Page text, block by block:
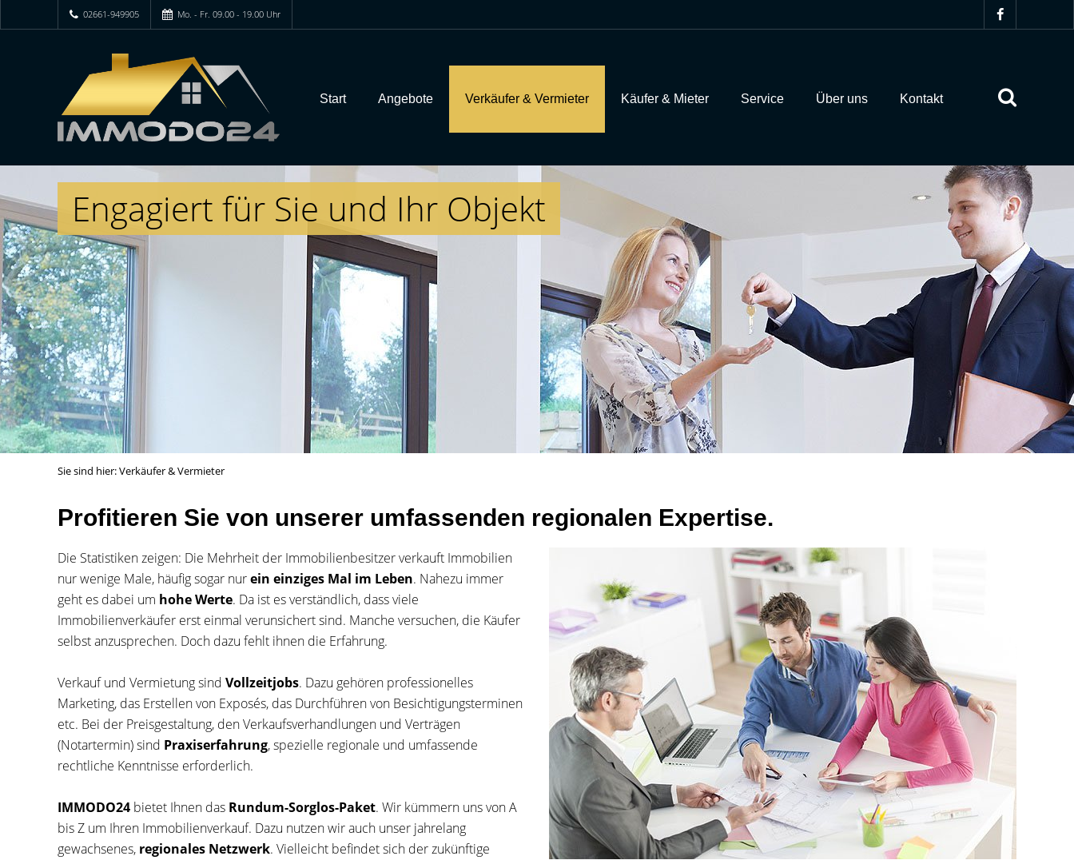
02661-949905 Mo. - Fr. 09.00 - 19.00 Uhr
Start Angebote Verkäufer & Vermieter Käufer & Mieter Service Über uns Kontakt
Engagiert für Sie und Ihr Objekt
Sie sind hier:Verkäufer & Vermieter
Profitieren Sie von unserer umfassenden regionalen Expertise.
Die Statistiken zeigen: Die Mehrheit der Immobilienbesitzer verkauft Immobilien
nur wenige Male, häufig sogar nurein einziges Mal im Leben. Nahezu immer
geht es dabei um hohe Werte. Da ist es verständlich, dass viele
Immobilienverkäufer erst einmal verunsichert sind. Manche versuchen, die Käufer
selbst anzusprechen. Doch dazu fehlt ihnen die Erfahrung.
Verkauf und Vermietung sind Vollzeitjobs. Dazu gehören professionelles
Marketing, das Erstellen von Exposés, das Durchführen von Besichtigungsterminen
etc. Bei der Preisgestaltung, den Verkaufsverhandlungen und Verträgen
(Notartermin) sind Praxiserfahrung, spezielle regionale und umfassende
rechtliche Kenntnisse erforderlich.
IMMODO24 bietet Ihnen das Rundum-Sorglos-Paket. Wir kümmern uns von A
bis Z um Ihren Immobilienverkauf. Dazu nutzen wir auch unser jahrelang
gewachsenes, regionales Netzwerk. Vielleicht befindet sich der zukünftige